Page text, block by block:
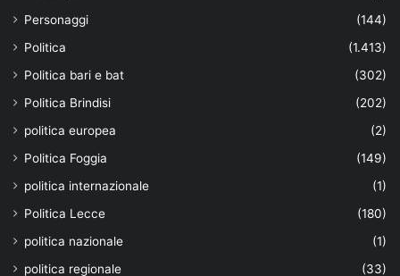
Personaggi
(144)
Politica
(1.413)
Politica bari e bat
(302)
Politica Brindisi
(202)
politica europea
(2)
Politica Foggia
(149)
politica internazionale
(1)
Politica Lecce
(180)
politica nazionale
(1)
politica regionale
(33)